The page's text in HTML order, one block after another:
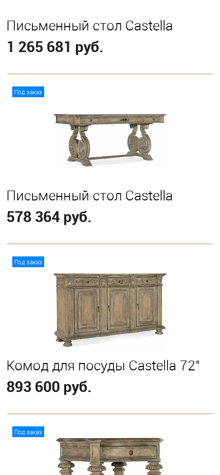
Письменный стол Castella
1 265 681 руб.
Под заказ
Письменный стол Castella
578 364 руб.
Под заказ
Комод для посуды Castella 72"
893 600 руб.
Под заказ